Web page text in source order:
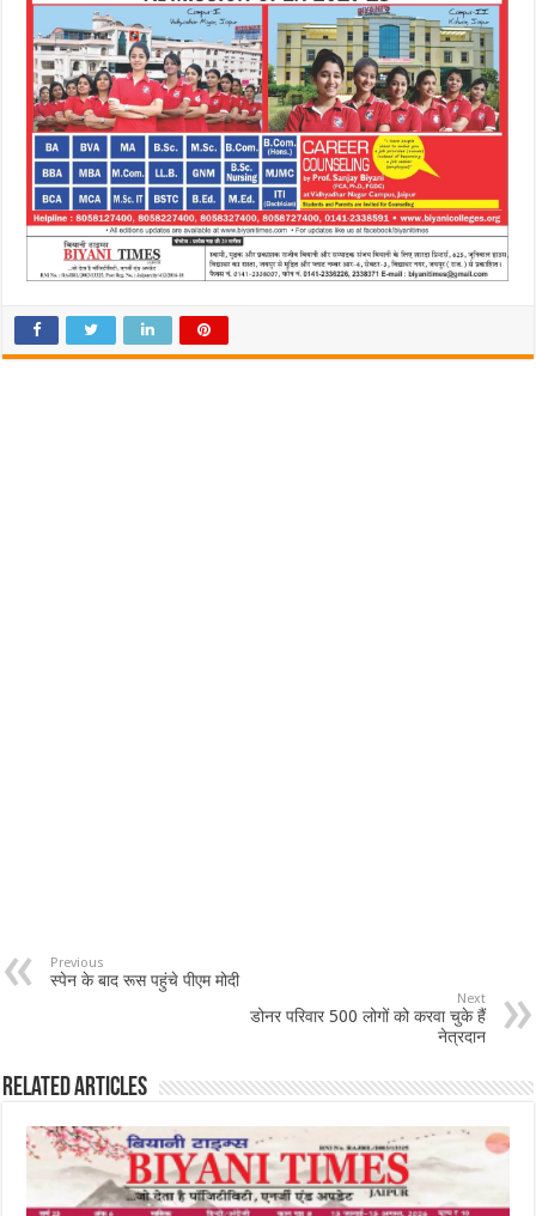
Previous
स्पेन के बाद रूस पहुंचे पीएम मोदी
Next
डोनर परिवार 500 लोगों को करवा चुके हैं
नेत्रदान
Related Articles